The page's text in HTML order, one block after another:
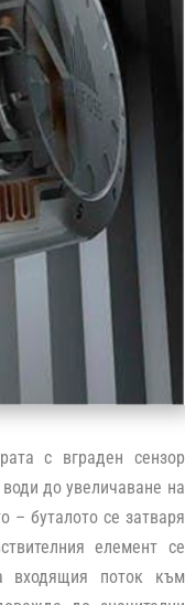
с вграден сензор
до увеличаване на
– буталото се затваря
елемент се
входящия поток към